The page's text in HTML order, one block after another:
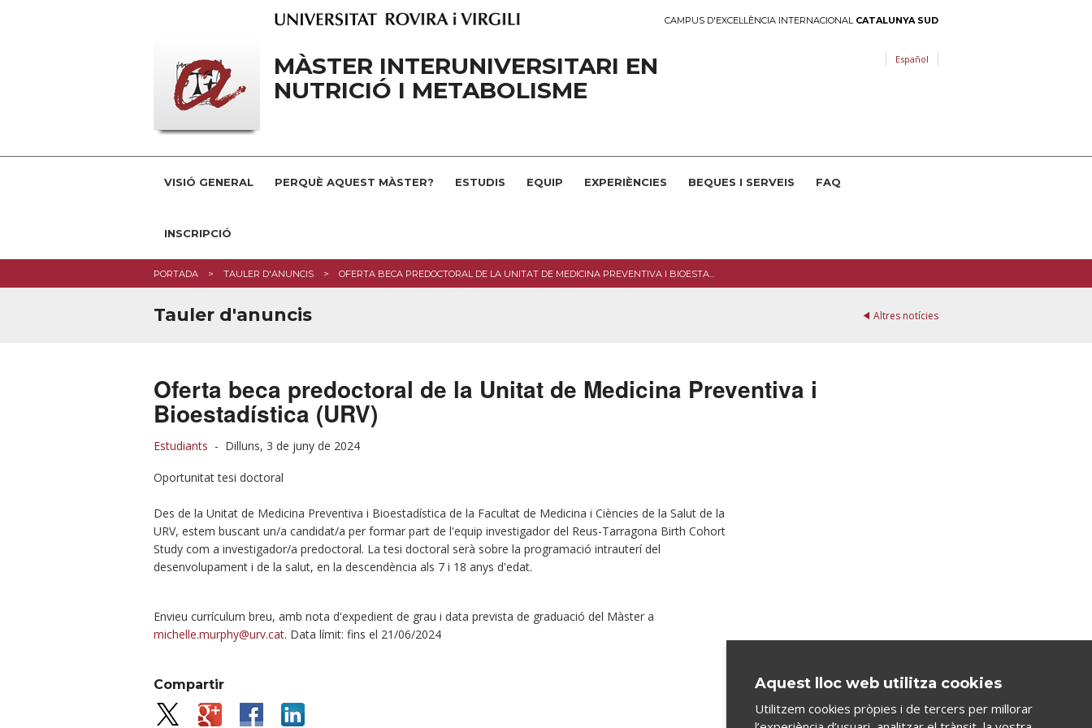
CAMPUS D'EXCEL·LÈNCIA INTERNACIONAL CATALUNYA SUD
MÀSTER INTERUNIVERSITARI EN
NUTRICIÓ I METABOLISME
Español
VISIÓ GENERAL PERQUÈ AQUEST MÀSTER? ESTUDIS EQUIP EXPERIÈNCIES BEQUES I SERVEIS FAQ
INSCRIPCIÓ
PORTADA TAULER D'ANUNCIS OFERTA BECA PREDOCTORAL DE LA UNITAT DE MEDICINA PREVENTIVA I BIOESTA...
Altres notícies
Tauler d'anuncis
Oferta beca predoctoral de la Unitat de Medicina Preventiva i
Bioestadística (URV)
Estudiants - Dilluns, 3 de juny de 2024
Oportunitat tesi doctoral
Des de la Unitat de Medicina Preventiva i Bioestadística de la Facultat de Medicina i Ciències de la Salut de la
URV, estem buscant un/a candidat/a per formar part de l'equip investigador del Reus-Tarragona Birth Cohort
Study com a investigador/a predoctoral. La tesi doctoral serà sobre la programació intrauterí del
desenvolupament i de la salut, en la descendència als 7 i 18 anys d'edat.
Envieu currículum breu, amb nota d'expedient de grau i data prevista de graduació del Màster a
michelle.murphy@urv.cat. Data límit: fins el 21/06/2024
Compartir Aquest lloc web utilitza cookies
Utilitzem cookies pròpies i de tercers per millorar